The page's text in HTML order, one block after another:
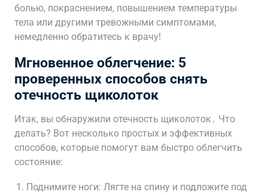
болью, покраснением, повышением температуры
тела или другими тревожными симптомами,
немедленно обратитесь к врачу!
Мгновенное облегчение: 5
проверенных способов снять
отечность щиколоток
Итак, вы обнаружили отечность щиколоток․ Что
делать? Вот несколько простых и эффективных
способов, которые помогут вам быстро облегчить
состояние:
Поднимите ноги: Лягте на спину и подложите под